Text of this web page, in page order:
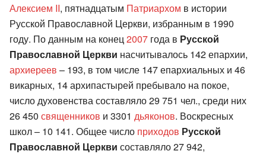
Алексием II, пятнадцатым Патриархом в истории
Русской Православной Церкви, избранным в 1990
году. По данным на конец 2007 года в Русской
Православной Церкви насчитывалось 142 епархии,
архиереев – 193, в том числе 147 епархиальных и 46
викарных, 14 архипастырей пребывало на покое,
число духовенства составляло 29 751 чел., среди них
26 450 священников и 3301 дьяконов. Воскресных
школ – 10 141. Общее число приходов Русской
Православной Церкви составляло 27 942,